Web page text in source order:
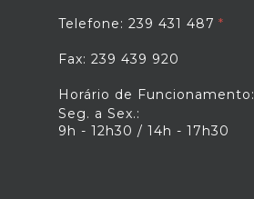
Telefone: 239 431 487
Fax: 239 439 920
Horário de Funcionamento:
Seg. a Sex.:
9h - 12h30 / 14h - 17h30